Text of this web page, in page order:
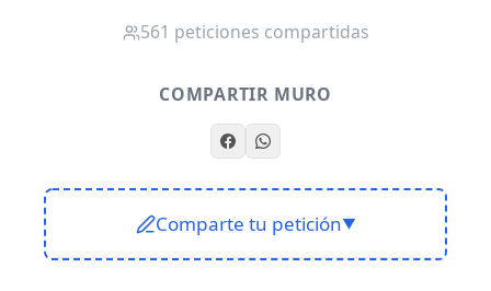
561 peticiones compartidas
COMPARTIR MURO
Comparte tu petición▼